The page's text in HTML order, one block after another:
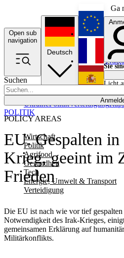
Ga
Open sub
navigation
Suchen
POLICY AREAS
Wirtschaft
Politik
Agrifood
Gesundheit
Tech
Energie, Umwelt & Transport
Verteidigung
UkrainePolitikVerteidigung
Deutsch
English
Sie
Licht
EU: Gespalten
Krieg, geeint im
Frieden
Die EU ist nach wie vor tief
Notwendigkeit des Irak-Krieges,
gemeinsamen Erklärung auf
Militärkonflikts.
POLITIK